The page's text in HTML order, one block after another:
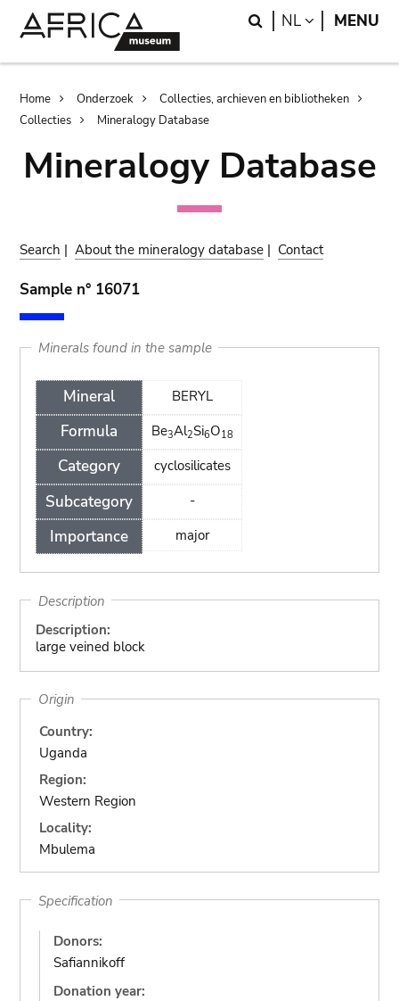
Search
NL LANGUAGE
MENU
Breadcrumb
Home Onderzoek
Collecties, archieven en bibliotheken
Collecties
Mineralogy Database
Mineralogy Database
Search |About the mineralogy database | Contact
Sample n° 16071
Minerals found in the sample
Mineral
Formula
Category
Subcategory
Importance
BERYL
Be3Al2Si6O18
cyclosilicates
-
major
Description
Description:
large veined block
Origin
Country:
Uganda
Region:
Western Region
Locality:
Mbulema
Specification
Donors:
Safiannikoff
Donation year: